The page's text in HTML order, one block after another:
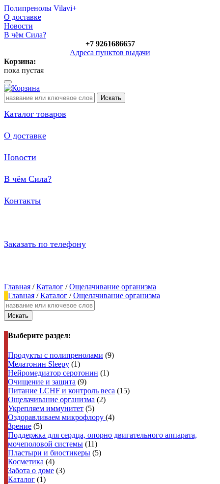
Полипренолы Vilavi+
О доставке
Новости
В чём Сила?
+7 9261686657
Адреса пунктов выдачи
Корзина:
пока пустая
Искать
Каталог товаров
О доставке
Новости
В чём Сила?
Контакты
Заказать по телефону
Главная /Каталог /Ощелачивание организма
Главная /Каталог /Ощелачивание организма
Искать
Выберите раздел:
Продукты с полипренолами (9)
Мелатонин Sleepy (1)
Нейромедиатор серотонин (1)
Очищение и защита (9)
Питание LCHF и контроль веса (15)
Ощелачивание организма (2)
Укрепляем иммунитет (5)
Оздоравливаем микрофлору (4)
Зрение (5)
Поддержка для сердца, опорно двигательного аппарата,
мочеполовой системы (11)
Пластыри и биостикеры (5)
Косметика (4)
Забота о доме (3)
Каталог (1)